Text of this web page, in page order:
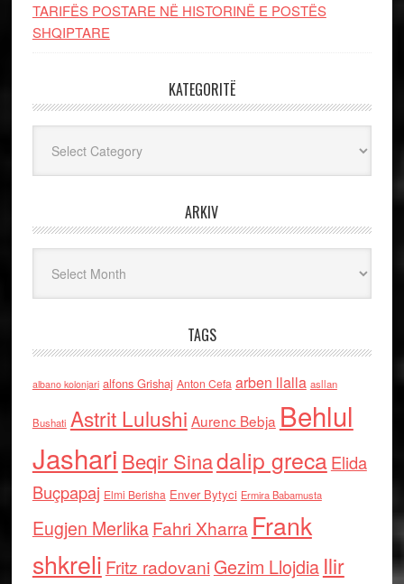
TARIFËS POSTARE NË HISTORINË E POSTËS
SHQIPTARE
KATEGORITË
ARKIV
TAGS
albano kolonjari alfons Grishaj Anton Cefa arben llalla asllan
Bushati Astrit Lulushi Aurenc Bebja Behlul
Jashari Beqir Sinadalip grecaElida
Buçpapaj Elmi Berisha Enver Bytyci Ermira Babamusta
Eugjen MerlikaFahri Xharra Frank
shkreli Fritz radovaniGezim Llojdia Ilir